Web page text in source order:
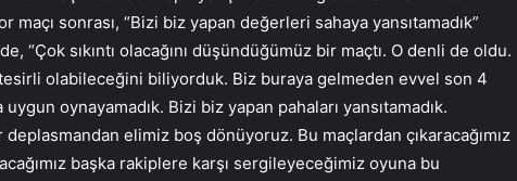
sonrası, “Bizi biz yapan değerleri sahaya yansıtamadık”
“Çok sıkıntı olacağını düşündüğümüz bir maçtı. O denli de oldu.
tesirli olabileceğini biliyorduk. Biz buraya gelmeden evvel son 4
oynayamadık. Bizi biz yapan pahaları yansıtamadık.
deplasmandan elimiz boş dönüyoruz. Bu maçlardan çıkaracağımız
başka rakiplere karşı sergileyeceğimiz oyuna bu